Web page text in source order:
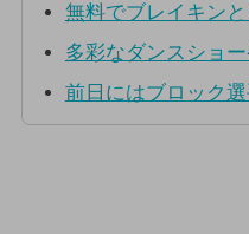
無料でブレイキン
多彩なダンスショ
前日にはブロック